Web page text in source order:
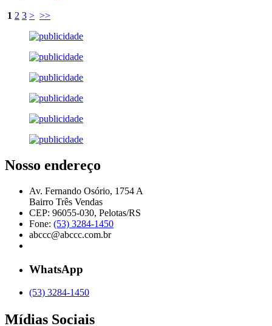
1 2 3 > >>
Nosso endereço
Av. Fernando Osório, 1754 A
Bairro Três Vendas
CEP: 96055-030, Pelotas/RS
Fone: (53) 3284-1450
abccc@abccc.com.br
WhatsApp
(53) 3284-1450
Mídias Sociais